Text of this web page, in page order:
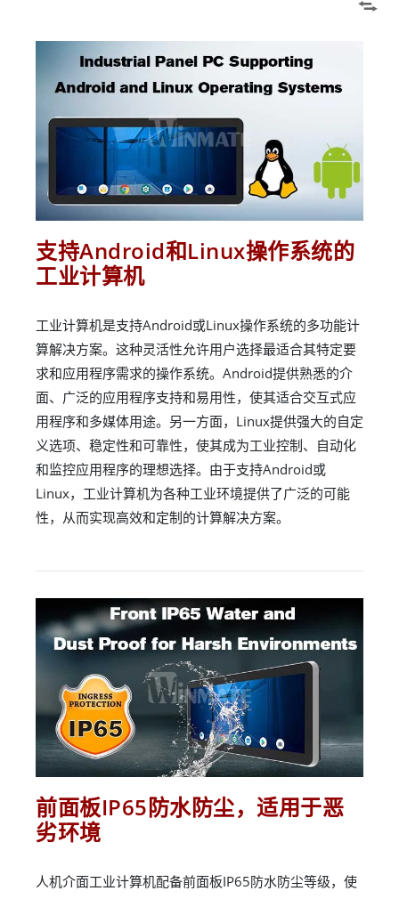
支持Android和Linux操作系统的
工业计算机
工业计算机是支持Android或Linux操作系统的多功能计
算解决方案。这种灵活性允许用户选择最适合其特定要
求和应用程序需求的操作系统。Android提供熟悉的介
面、广泛的应用程序支持和易用性，使其适合交互式应
用程序和多媒体用途。另一方面，Linux提供强大的自定
义选项、稳定性和可靠性，使其成为工业控制、自动化
和监控应用程序的理想选择。由于支持Android或
Linux，工业计算机为各种工业环境提供了广泛的可能
性，从而实现高效和定制的计算解决方案。
前面板IP65防水防尘，适用于恶
劣环境
人机介面工业计算机配备前面板IP65防水防尘等级，使